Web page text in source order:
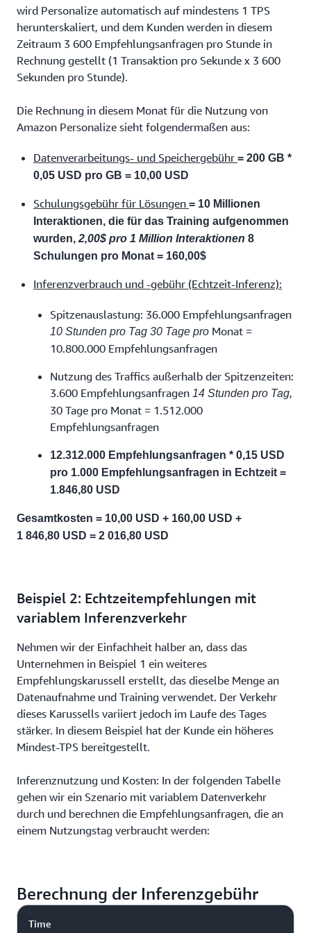
wird Personalize automatisch auf mindestens 1 TPS
herunterskaliert, und dem Kunden werden in diesem
Zeitraum 3 600 Empfehlungsanfragen pro Stunde in
Rechnung gestellt (1 Transaktion pro Sekunde x 3 600
Sekunden pro Stunde).
Die Rechnung in diesem Monat für die Nutzung von
Amazon Personalize sieht folgendermaßen aus:
Datenverarbeitungs- und Speichergebühr = 200 GB *
0,05 USD pro GB = 10,00 USD
Schulungsgebühr für Lösungen = 10 Millionen
Interaktionen, die für das Training aufgenommen
wurden, 2,00$ pro 1 Million Interaktionen 8
Schulungen pro Monat = 160,00$
Inferenzverbrauch und -gebühr (Echtzeit-Inferenz):
Spitzenauslastung: 36.000 Empfehlungsanfragen
10 Stunden pro Tag 30 Tage pro Monat =
10.800.000 Empfehlungsanfragen
Nutzung des Traffics außerhalb der Spitzenzeiten:
3.600 Empfehlungsanfragen 14 Stunden pro Tag,
30 Tage pro Monat = 1.512.000
Empfehlungsanfragen
12.312.000 Empfehlungsanfragen * 0,15 USD
pro 1.000 Empfehlungsanfragen in Echtzeit =
1.846,80 USD
Gesamtkosten = 10,00 USD + 160,00 USD +
1 846,80 USD = 2 016,80 USD
Beispiel 2: Echtzeitempfehlungen mit
variablem Inferenzverkehr
Nehmen wir der Einfachheit halber an, dass das
Unternehmen in Beispiel 1 ein weiteres
Empfehlungskarussell erstellt, das dieselbe Menge an
Datenaufnahme und Training verwendet. Der Verkehr
dieses Karussells variiert jedoch im Laufe des Tages
stärker. In diesem Beispiel hat der Kunde ein höheres
Mindest-TPS bereitgestellt.
Inferenznutzung und Kosten: In der folgenden Tabelle
gehen wir ein Szenario mit variablem Datenverkehr
durch und berechnen die Empfehlungsanfragen, die an
einem Nutzungstag verbraucht werden:
Berechnung der Inferenzgebühr
Time